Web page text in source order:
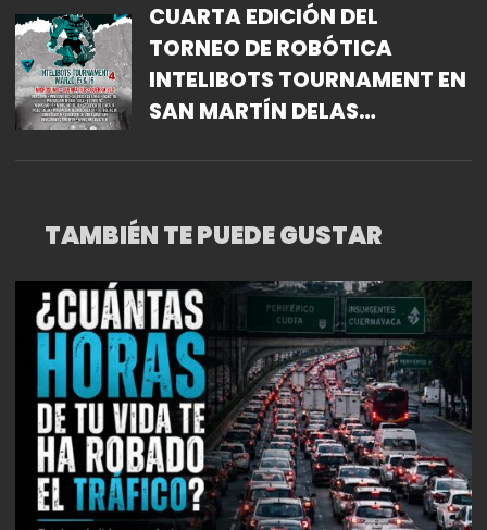
CUARTA EDICIÓN DEL
TORNEO DE ROBÓTICA
INTELIBOTS TOURNAMENT EN
SAN MARTÍN DELAS
TAMBIÉN TE PUEDE GUSTAR